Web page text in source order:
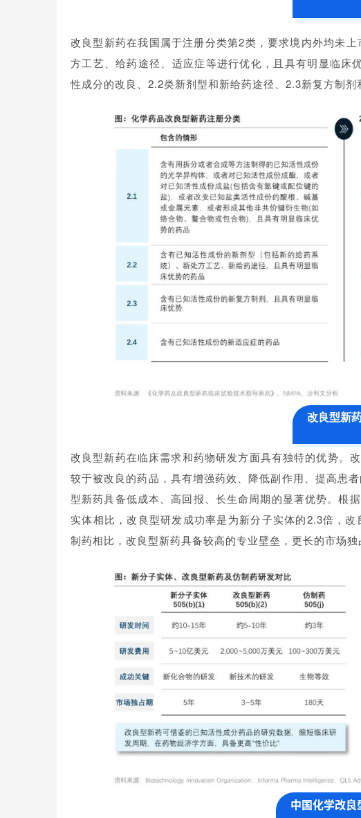
改良型新药在我国属于注册分类第2类，要求境内外均未
方工艺、给药途径、适应症等进行优化，且具有明显临
性成分的改良、2.2类新剂型和新给药途径、 2.3新复方制剂
改良型新
改良型新药在临床需求和药物研发方面具有独特的优势。
较于被改良的药品，具有增强药效、降低副作用、提高患
型新药具备低成本、高回报、长生命周期的显著优势。
实体相比，改良型研发成功率是为新分子实体的2.3倍，
制药相比，改良型新药具备较高的专业壁垒，更长的市场独
中国化学改良